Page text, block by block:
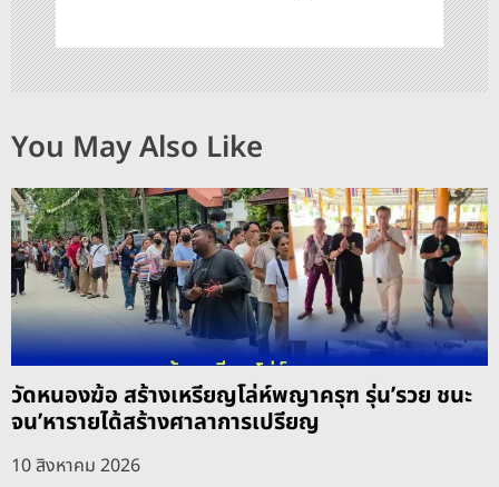
You May Also Like
วัดหนองฆ้อ สร้างเหรียญโล่ห์พญาครุฑ รุ่น’รวย ชนะ
จน’หารายได้สร้างศาลาการเปรียญ
10 สิงหาคม 2026